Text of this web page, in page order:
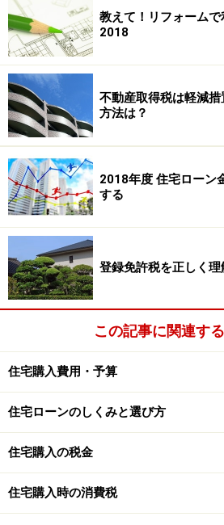
教えて！リフォーム
2018
不動産取得税は軽減
方法は？
2018年度 住宅ローン
する
登録免許税を正しく理
この記事に関連す
住宅購入費用・予算
住宅ローンのしくみと選び方
住宅購入の税金
住宅購入時の消費税